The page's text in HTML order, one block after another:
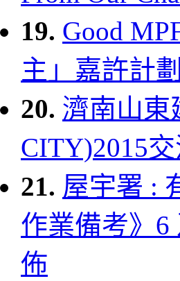
19. Good
主」嘉許計
20. 濟南山東
CITY)2015
21. 屋宇署 :
作業備考》6
佈